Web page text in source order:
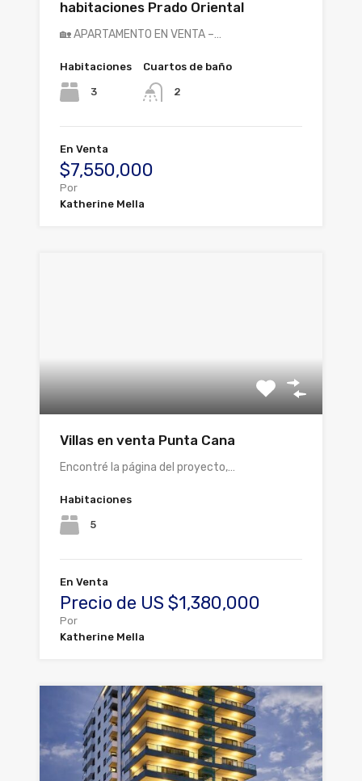
habitaciones Prado Oriental
🏡 APARTAMENTO EN VENTA –…
Habitaciones
3
Cuartos de baño
2
En Venta
$7,550,000
Por
Katherine Mella
Villas en venta Punta Cana
Encontré la página del proyecto,…
Habitaciones
5
En Venta
Precio de US $1,380,000
Por
Katherine Mella